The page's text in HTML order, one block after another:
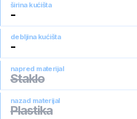
širina kućišta
-
debljina kućišta
-
napred materijal
Staklo
nazad materijal
Plastika